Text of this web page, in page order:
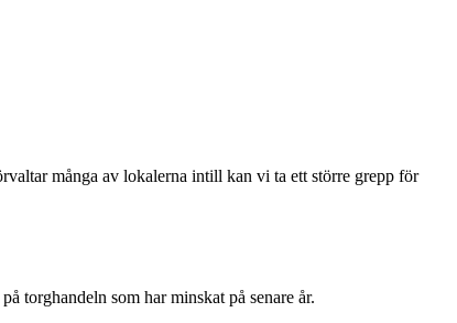
många av lokalerna intill kan vi ta ett större grepp för
torghandeln som har minskat på senare år.